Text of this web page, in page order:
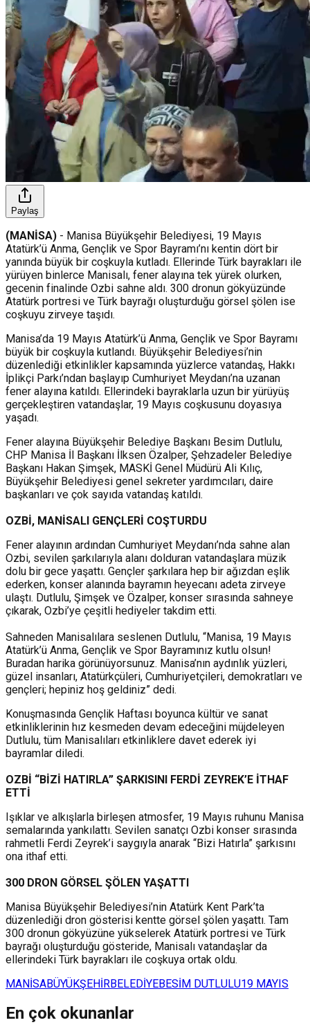
Paylaş
(MANİSA) - Manisa Büyükşehir Belediyesi, 19 Mayıs
Atatürk’ü Anma, Gençlik ve Spor Bayramı’nı kentin dört bir
yanında büyük bir coşkuyla kutladı. Ellerinde Türk bayrakları ile
yürüyen binlerce Manisalı, fener alayına tek yürek olurken,
gecenin finalinde Ozbi sahne aldı. 300 dronun gökyüzünde
Atatürk portresi ve Türk bayrağı oluşturduğu görsel şölen ise
coşkuyu zirveye taşıdı.
Manisa’da 19 Mayıs Atatürk’ü Anma, Gençlik ve Spor Bayramı
büyük bir coşkuyla kutlandı. Büyükşehir Belediyesi’nin
düzenlediği etkinlikler kapsamında yüzlerce vatandaş, Hakkı
İplikçi Parkı’ndan başlayıp Cumhuriyet Meydanı’na uzanan
fener alayına katıldı. Ellerindeki bayraklarla uzun bir yürüyüş
gerçekleştiren vatandaşlar, 19 Mayıs coşkusunu doyasıya
yaşadı.
Fener alayına Büyükşehir Belediye Başkanı Besim Dutlulu,
CHP Manisa İl Başkanı İlksen Özalper, Şehzadeler Belediye
Başkanı Hakan Şimşek, MASKİ Genel Müdürü Ali Kılıç,
Büyükşehir Belediyesi genel sekreter yardımcıları, daire
başkanları ve çok sayıda vatandaş katıldı.
OZBİ, MANİSALI GENÇLERİ COŞTURDU
Fener alayının ardından Cumhuriyet Meydanı’nda sahne alan
Ozbi, sevilen şarkılarıyla alanı dolduran vatandaşlara müzik
dolu bir gece yaşattı. Gençler şarkılara hep bir ağızdan eşlik
ederken, konser alanında bayramın heyecanı adeta zirveye
ulaştı. Dutlulu, Şimşek ve Özalper, konser sırasında sahneye
çıkarak, Ozbi’ye çeşitli hediyeler takdim etti.
Sahneden Manisalılara seslenen Dutlulu, “Manisa, 19 Mayıs
Atatürk’ü Anma, Gençlik ve Spor Bayramınız kutlu olsun!
Buradan harika görünüyorsunuz. Manisa’nın aydınlık yüzleri,
güzel insanları, Atatürkçüleri, Cumhuriyetçileri, demokratları ve
gençleri; hepiniz hoş geldiniz” dedi.
Konuşmasında Gençlik Haftası boyunca kültür ve sanat
etkinliklerinin hız kesmeden devam edeceğini müjdeleyen
Dutlulu, tüm Manisalıları etkinliklere davet ederek iyi
bayramlar diledi.
OZBİ “BİZİ HATIRLA” ŞARKISINI FERDİ ZEYREK’E İTHAF
ETTİ
Işıklar ve alkışlarla birleşen atmosfer, 19 Mayıs ruhunu Manisa
semalarında yankılattı. Sevilen sanatçı Ozbi konser sırasında
rahmetli Ferdi Zeyrek’i saygıyla anarak “Bizi Hatırla” şarkısını
ona ithaf etti.
300 DRON GÖRSEL ŞÖLEN YAŞATTI
Manisa Büyükşehir Belediyesi’nin Atatürk Kent Park’ta
düzenlediği dron gösterisi kentte görsel şölen yaşattı. Tam
300 dronun gökyüzüne yükselerek Atatürk portresi ve Türk
bayrağı oluşturduğu gösteride, Manisalı vatandaşlar da
ellerindeki Türk bayrakları ile coşkuya ortak oldu.
MANİSABÜYÜKŞEHİRBELEDİYEBESİM DUTLULU19 MAYIS
En çok okunanlar